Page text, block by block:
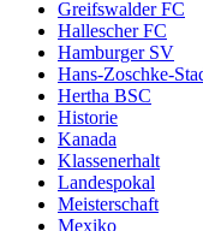
Greifswalder FC
Hallescher FC
Hamburger SV
Hans-Zoschke-
Hertha BSC
Historie
Kanada
Klassenerhalt
Landespokal
Meisterschaft
Mexiko